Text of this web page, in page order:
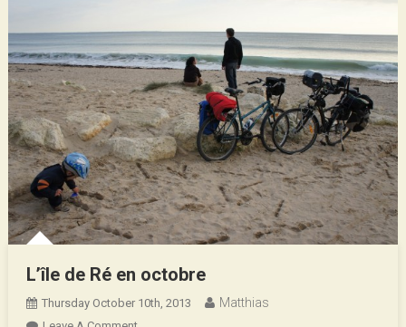
L’île de Ré en octobre
Thursday October 10th, 2013 Matthias